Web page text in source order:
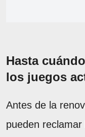
Hasta
los juegos
Antes de la
pueden